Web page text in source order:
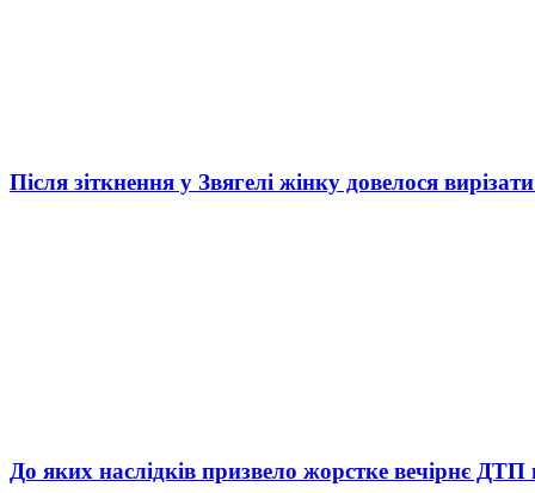
Після зіткнення у Звягелі жінку довелося
До яких наслідків призвело жорстке вечірнє ДТП